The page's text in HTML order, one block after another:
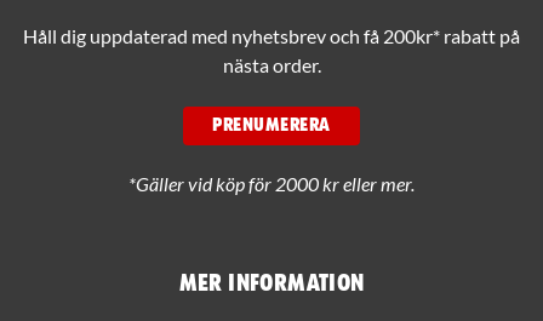
Mer information
Håll dig uppdaterad med nyhetsbrev och få 200kr* rabatt på
nästa order.
PRENUMERERA
*Gäller vid köp för 2000 kr eller mer.